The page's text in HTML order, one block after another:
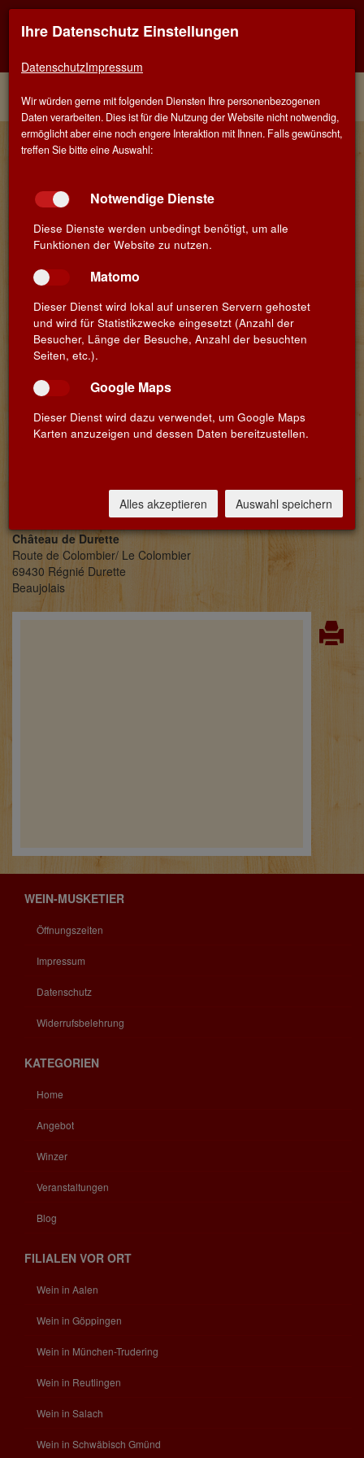
Home Winzer
Château de Durette - Jean Joly
andere in der Nähe eines Kamins in einer gemütlichen Hütte. Und
es gibt schließlich diejenigen, die sich für eine neues Abenteuer
entscheiden. Diese Wahl traf Jean Joly, der sich völlig von
Château de Durette begeistern lies. Es war eher das
Wiederaufleben einer Leidenschaft als Liebe auf den ersten Blick.
1964 fuhr er mit seiner Frau auf Hochzeitsreise durch das
Beaujolais und entdeckte Château de Durette: Es war eine
Offenbarung für das Paar und sie fuhren mit einem Viertelfass
Beaujolais und einigen Freundschaftbändern im Gepäck zurück
nach Belgien. Die Zeit verging, Jean leitet 20 Jahre die
Basketballmanschaft seiner Heimatstadt und gewinnt sogar die
Europameisterschaft. Und 42 Jahre nach der Hochzeitsreise
übernimmt er, der eigentlich alles im Leben erreicht hat, das Haus
– das pompös „Château“ genannt wird – am Fluss Ardières.
Er bereichert die Domäne durch den Kauf einiger renommierter
Weinberge in Cru-Lagen des Beaujolais und engagiert mehrere
Region wie einige renommierte Weinkritiker.
Château de Durette
Route de Colombier/ Le Colombier
69430 Régnié Durette
Beaujolais
WEIN-MUSKETIER
Öffnungszeiten
Impressum
Datenschutz
Widerrufsbelehrung
KATEGORIEN
Home
Angebot
Winzer
Veranstaltungen
Blog
FILIALEN VOR ORT
Wein in Aalen
Wein in Göppingen
Wein in München-Trudering
Wein in Reutlingen
Wein in Salach
Wein in Schwäbisch Gmünd
Ihre Datenschutz Einstellungen
DatenschutzImpressum
Wir würden gerne mit folgenden Diensten Ihre personenbezogenen
Daten verarbeiten. Dies ist für die Nutzung der Website nicht notwendig,
ermöglicht aber eine noch engere Interaktion mit Ihnen. Falls gewünscht,
treffen Sie bitte eine Auswahl:
Notwendige Dienste
Diese Dienste werden unbedingt benötigt, um alle
Funktionen der Website zu nutzen.
Matomo
Dieser Dienst wird lokal auf unseren Servern gehostet
und wird für Statistikzwecke eingesetzt (Anzahl der
Besucher, Länge der Besuche, Anzahl der besuchten
Seiten, etc.).
Google Maps
Dieser Dienst wird dazu verwendet, um Google Maps
Karten anzuzeigen und dessen Daten bereitzustellen.
Alles akzeptieren Auswahl speichern